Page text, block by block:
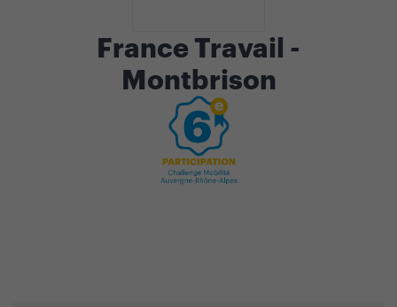
France Travail -
Montbrison